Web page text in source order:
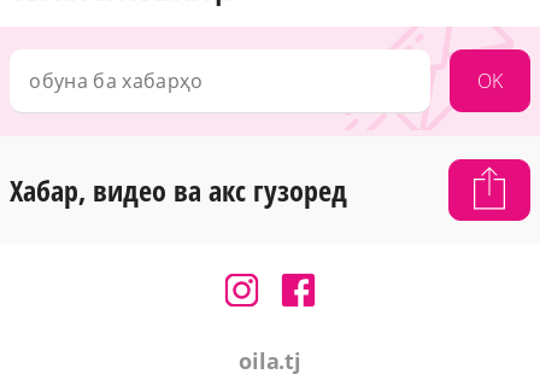
OK
Хабар, видео ва акс гузоред
oila.tj